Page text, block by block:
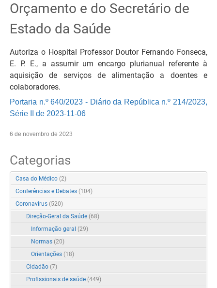
Orçamento e do Secretário de
Estado da Saúde
Autoriza o Hospital Professor Doutor Fernando Fonseca,
E. P. E., a assumir um encargo plurianual referente à
aquisição de serviços de alimentação a doentes e
colaboradores.
Portaria n.º 640/2023 - Diário da República n.º 214/2023,
Série II de 2023-11-06
6 de novembro de 2023
Categorias
Casa do Médico (2)
Conferências e Debates (104)
Coronavírus (520)
Direção-Geral da Saúde (68)
Informação geral (29)
Normas (20)
Orientações (18)
Cidadão (7)
Profissionais de saúde (449)